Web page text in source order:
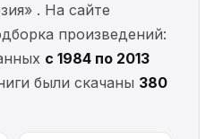
. На сайте
произведений:
с 1984 по 2013
были скачаны 380